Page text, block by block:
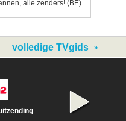
alle zenders! (BE)
volledige TVgids
09:00 Geen uitzending